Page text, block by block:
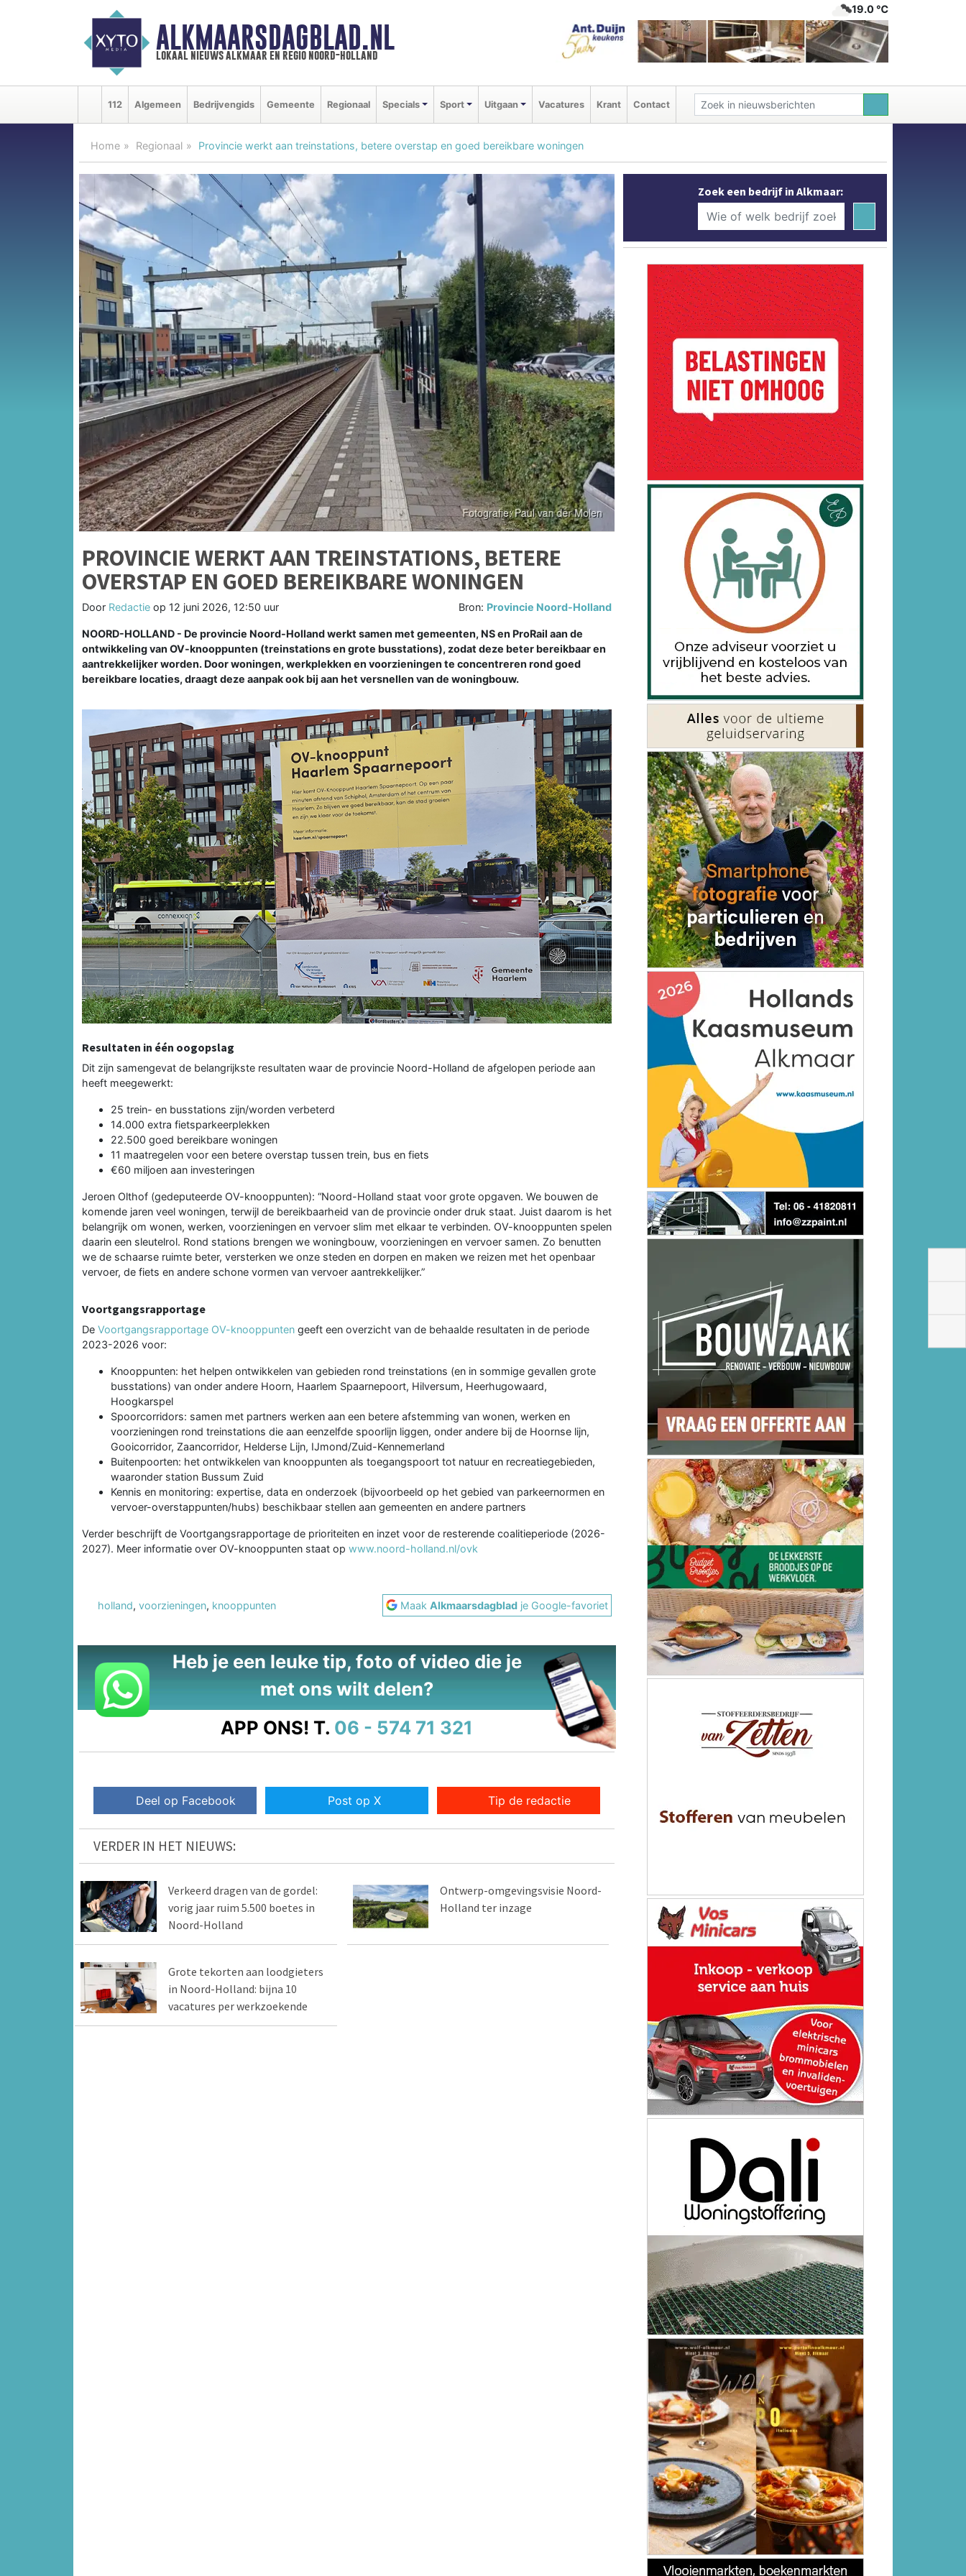
ALKMAARSDAGBLAD.NL
lokaal nieuws alkmaar en regio noord-holland
19.0 ℃
112 Algemeen Bedrijvengids Gemeente Regionaal Specials Sport Uitgaan Vacatures Krant Contact
Home Regionaal Provincie werkt aan treinstations, betere overstap en goed bereikbare woningen
PROVINCIE WERKT AAN TREINSTATIONS, BETERE
OVERSTAP EN GOED BEREIKBARE WONINGEN
Door Redactie op 12 juni 2026, 12:50 uur Bron: Provincie Noord-Holland
NOORD-HOLLAND - De provincie Noord-Holland werkt samen met gemeenten, NS en ProRail aan de
ontwikkeling van OV-knooppunten (treinstations en grote busstations), zodat deze beter bereikbaar en
aantrekkelijker worden. Door woningen, werkplekken en voorzieningen te concentreren rond goed
bereikbare locaties, draagt deze aanpak ook bij aan het versnellen van de woningbouw.
Resultaten in één oogopslag
Dit zijn samengevat de belangrijkste resultaten waar de provincie Noord-Holland de afgelopen periode aan
heeft meegewerkt:
25 trein- en busstations zijn/worden verbeterd
14.000 extra fietsparkeerplekken
22.500 goed bereikbare woningen
11 maatregelen voor een betere overstap tussen trein, bus en fiets
€60 miljoen aan investeringen
Jeroen Olthof (gedeputeerde OV-knooppunten): “Noord-Holland staat voor grote opgaven. We bouwen de
komende jaren veel woningen, terwijl de bereikbaarheid van de provincie onder druk staat. Juist daarom is het
belangrijk om wonen, werken, voorzieningen en vervoer slim met elkaar te verbinden. OV-knooppunten spelen
daarin een sleutelrol. Rond stations brengen we woningbouw, voorzieningen en vervoer samen. Zo benutten
we de schaarse ruimte beter, versterken we onze steden en dorpen en maken we reizen met het openbaar
vervoer, de fiets en andere schone vormen van vervoer aantrekkelijker.”
Voortgangsrapportage
De Voortgangsrapportage OV-knooppunten geeft een overzicht van de behaalde resultaten in de periode
2023-2026 voor:
Knooppunten: het helpen ontwikkelen van gebieden rond treinstations (en in sommige gevallen grote
busstations) van onder andere Hoorn, Haarlem Spaarnepoort, Hilversum, Heerhugowaard,
Hoogkarspel
Spoorcorridors: samen met partners werken aan een betere afstemming van wonen, werken en
voorzieningen rond treinstations die aan eenzelfde spoorlijn liggen, onder andere bij de Hoornse lijn,
Gooicorridor, Zaancorridor, Helderse Lijn, IJmond/Zuid-Kennemerland
Buitenpoorten: het ontwikkelen van knooppunten als toegangspoort tot natuur en recreatiegebieden,
waaronder station Bussum Zuid
Kennis en monitoring: expertise, data en onderzoek (bijvoorbeeld op het gebied van parkeernormen en
vervoer-overstappunten/hubs) beschikbaar stellen aan gemeenten en andere partners
Verder beschrijft de Voortgangsrapportage de prioriteiten en inzet voor de resterende coalitieperiode (2026-
2027). Meer informatie over OV-knooppunten staat op www.noord-holland.nl/ovk
holland, voorzieningen, knooppunten MaakAlkmaarsdagblad je Google-favoriet
Heb je een leuke tip, foto of video die je
met ons wilt delen?
APP ONS! T. 06 - 574 71 321
Deel op Facebook Post op X Tip de redactie
VERDER IN HET NIEUWS:
Verkeerd dragen van de gordel:
vorig jaar ruim 5.500 boetes in
Noord-Holland
Ontwerp-omgevingsvisie Noord-
Holland ter inzage
Grote tekorten aan loodgieters
in Noord-Holland: bijna 10
vacatures per werkzoekende
Zoek een bedrijf in Alkmaar: